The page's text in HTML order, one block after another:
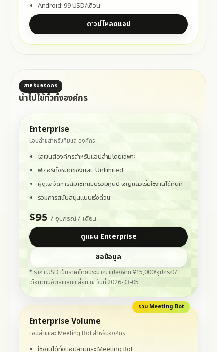
Android: 99 USD/เดือน
ดาวน์โหลดแอป
สำหรับองค์กร
นำไปใช้ทั่วทั้งองค์กร
Enterprise
แอปล่ามสำหรับทีมและองค์กร
ไลเซนส์องค์กรสำหรับแอปล่ามโดยเฉพาะ
ฟีเจอร์ทั้งหมดของแผน Unlimited
ผู้ดูแลจัดการสมาชิกแบบรวมศูนย์ เชิญแล้วเริ่มใช้งานได้ทันที
รวมการสนับสนุนแบบเร่งด่วน
$95 / อุปกรณ์ / เดือน
ดูแผน Enterprise
ขอข้อมูล(เปิดในแท็บใหม่)
* ราคา USD เป็นราคาโดยประมาณ แปลงจาก ¥15,000/อุปกรณ์/
เดือนตามอัตราแลกเปลี่ยน ณ วันที่ 2026-03-05
รวม Meeting Bot
Enterprise Volume
แอปล่ามและ Meeting Bot สำหรับองค์กร
ใช้งานได้ทั้งแอปล่ามและMeeting Bot